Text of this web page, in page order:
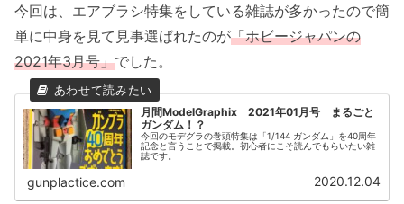
今回は、エアブラシ特集をしている雑誌が多かったので簡
単に中身を見て見事選ばれたのが「ホビージャパンの
2021年3月号」でした。
月間ModelGraphix 2021年01月号 まるごと
ガンダム！？
今回のモデグラの巻頭特集は「1/144 ガンダム」を40周年
記念と言うことで掲載。初心者にこそ読んでもらいたい雑
誌です。
gunplactice.com 2020.12.04